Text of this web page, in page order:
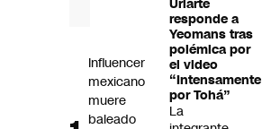
Uriarte
responde a
Yeomans tras
polémica por
el video
“Intensamente
por Tohá”
La
Influencer
mexicano
muere
baleado